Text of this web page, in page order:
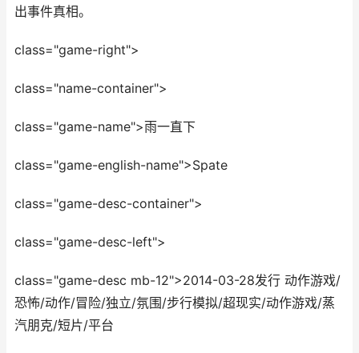
出事件真相。
class="game-right">
class="name-container">
class="game-name">雨一直下
class="game-english-name">Spate
class="game-desc-container">
class="game-desc-left">
class="game-desc mb-12">2014-03-28发行 动作游戏/
恐怖/动作/冒险/独立/氛围/步行模拟/超现实/动作游戏/蒸
汽朋克/短片/平台